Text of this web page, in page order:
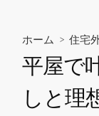
ホーム > 住宅
平屋で
しと理